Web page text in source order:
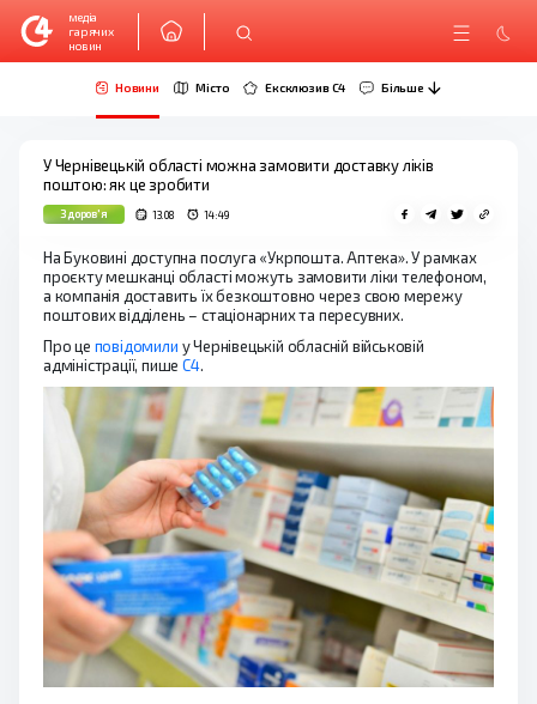
медіа
гарячих
новин
Новини Місто Ексклюзив C4 Більше
У Чернівецькій області можна замовити доставку ліків
поштою: як це зробити
Здоров'я 13.08 14:49
На Буковині доступна послуга «Укрпошта. Аптека». У рамках
проєкту мешканці області можуть замовити ліки телефоном,
а компанія доставить їх безкоштовно через свою мережу
поштових відділень – стаціонарних та пересувних.
Про це повідомили у Чернівецькій обласній військовій
адміністрації, пишеС4.